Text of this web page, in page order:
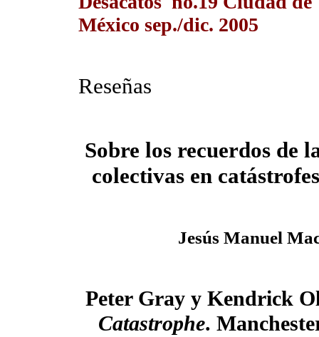
México sep./dic. 2005
Reseñas
Sobre los recuerdos de
colectivas en
Jesús Manuel
Peter Gray y Kendrick
Catastrophe.